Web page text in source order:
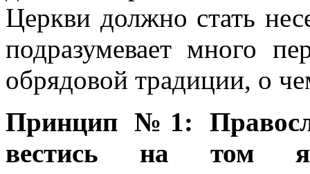
Церкви должно стать
подразумевает много
обрядовой традиции, о
Принцип №1:
вестись на том